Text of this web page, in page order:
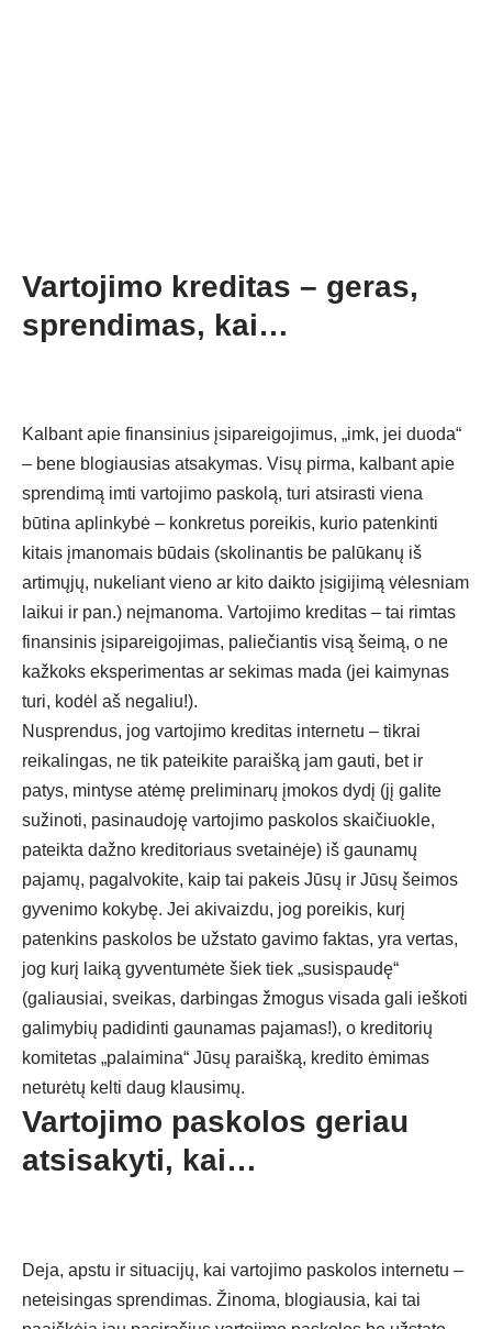
Vartojimo kreditas – geras,
sprendimas, kai…
Kalbant apie finansinius įsipareigojimus, „imk, jei duoda“
– bene blogiausias atsakymas. Visų pirma, kalbant apie
sprendimą imti vartojimo paskolą, turi atsirasti viena
būtina aplinkybė – konkretus poreikis, kurio patenkinti
kitais įmanomais būdais (skolinantis be palūkanų iš
artimųjų, nukeliant vieno ar kito daikto įsigijimą vėlesniam
laikui ir pan.) neįmanoma. Vartojimo kreditas – tai rimtas
finansinis įsipareigojimas, paliečiantis visą šeimą, o ne
kažkoks eksperimentas ar sekimas mada (jei kaimynas
turi, kodėl aš negaliu!).
Nusprendus, jog vartojimo kreditas internetu – tikrai
reikalingas, ne tik pateikite paraišką jam gauti, bet ir
patys, mintyse atėmę preliminarų įmokos dydį (jį galite
sužinoti, pasinaudoję vartojimo paskolos skaičiuokle,
pateikta dažno kreditoriaus svetainėje) iš gaunamų
pajamų, pagalvokite, kaip tai pakeis Jūsų ir Jūsų šeimos
gyvenimo kokybę. Jei akivaizdu, jog poreikis, kurį
patenkins paskolos be užstato gavimo faktas, yra vertas,
jog kurį laiką gyventumėte šiek tiek „susispaudę“
(galiausiai, sveikas, darbingas žmogus visada gali ieškoti
galimybių padidinti gaunamas pajamas!), o kreditorių
komitetas „palaimina“ Jūsų paraišką, kredito ėmimas
neturėtų kelti daug klausimų.
Vartojimo paskolos geriau
atsisakyti, kai…
Deja, apstu ir situacijų, kai vartojimo paskolos internetu –
neteisingas sprendimas. Žinoma, blogiausia, kai tai